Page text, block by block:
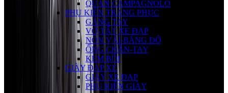
QUẦN CAMPAGNOLO
PHỤ KIỆN TRANG PHỤC
GĂNG TAY
VỚ-TẤT XE ĐẠP
NÓN VẢI-BĂNG ĐÔ
ỐNG CHÂN-TAY
KEM BÔI
GIÀY ĐẠP XE
GIÀY XE ĐẠP
PHỤ KIỆN GIÀY